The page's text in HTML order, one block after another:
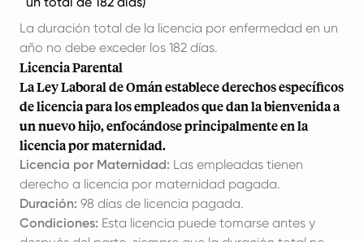
La duración total de la licencia por enfermedad en un
año no debe exceder los 182 días.
Licencia Parental
La Ley Laboral de Omán establece derechos específicos
de licencia para los empleados que dan la bienvenida a
un nuevo hijo, enfocándose principalmente en la
licencia por maternidad.
Licencia por Maternidad: Las empleadas tienen
derecho a licencia por maternidad pagada.
Duración: 98 días de licencia pagada.
Condiciones: Esta licencia puede tomarse antes y